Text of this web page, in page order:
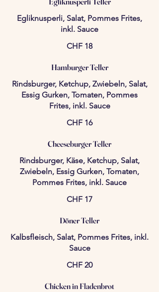
Egliknusperli, Salat, Pommes Frites,
inkl. Sauce
CHF 18
Hamburger Teller
Rindsburger, Ketchup, Zwiebeln, Salat,
Essig Gurken, Tomaten, Pommes
Frites, inkl. Sauce
CHF 16
Cheeseburger Teller
Rindsburger, Käse, Ketchup, Salat,
Zwiebeln, Essig Gurken, Tomaten,
Pommes Frites, inkl. Sauce
CHF 17
Döner Teller
Kalbsfleisch, Salat, Pommes Frites, inkl.
Sauce
CHF 20
Chicken in Fladenbrot